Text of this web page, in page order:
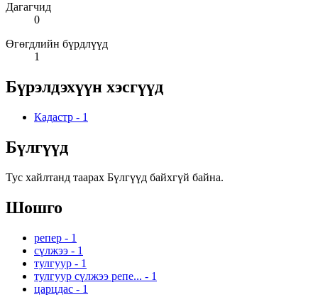
Дагагчид
0
Өгөгдлийн бүрдлүүд
1
Бүрэлдэхүүн хэсгүүд
Кадастр - 1
Бүлгүүд
Тус хайлтанд таарах Бүлгүүд байхгүй байна.
Шошго
репер - 1
сүлжээ - 1
тулгуур - 1
тулгуур сүлжээ репе... - 1
царцдас - 1